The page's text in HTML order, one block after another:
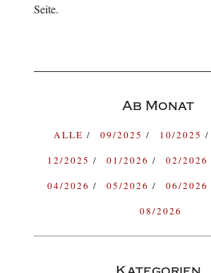
Seite.
Ab Monat
ALLE 09/2025 10/2025
12/2025
01/2026 02/2026
04/2026
05/2026 06/2026
08/2026